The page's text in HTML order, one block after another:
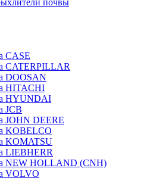
почвы
CASE
CATERPILLAR
DOOSAN
HITACHI
HYUNDAI
JCB
JOHN DEERE
KOBELCO
KOMATSU
LIEBHERR
NEW HOLLAND (CNH)
VOLVO